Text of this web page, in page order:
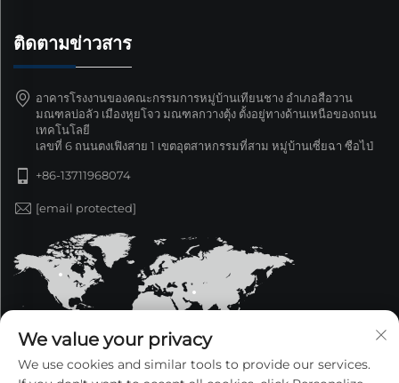
ติดตามข่าวสาร
อาคารโรงงานของคณะกรรมการหมู่บ้านเทียนชาง อำเภอสือวาน
มณฑลบ่อลัว เมืองหูยโจว มณฑลกวางตุ้ง ตั้งอยู่ทางด้านเหนือของถนน
เทคโนโลยี
เลขที่ 6 ถนนตงเฟิงสาย 1 เขตอุตสาหกรรมที่สาม หมู่บ้านเซี่ยฉา ซือไป่
+86-13711968074
[email protected]
We value your privacy
We use cookies and similar tools to provide our services.